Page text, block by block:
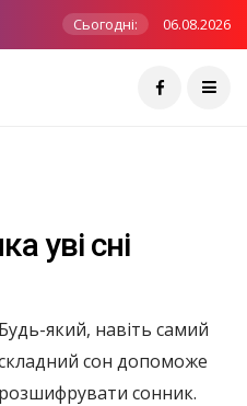
Сьогодні: 06.08.2026
уві сні
Будь-який, навіть самий
сон допоможе
розшифрувати сонник.